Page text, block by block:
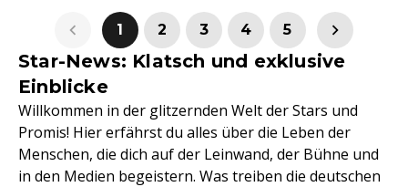
1 2 3 4 5
Star-News: Klatsch und exklusive
Einblicke
Willkommen in der glitzernden Welt der Stars und
Promis! Hier erfährst du alles über die Leben der
Menschen, die dich auf der Leinwand, der Bühne und
in den Medien begeistern. Was treiben die deutschen